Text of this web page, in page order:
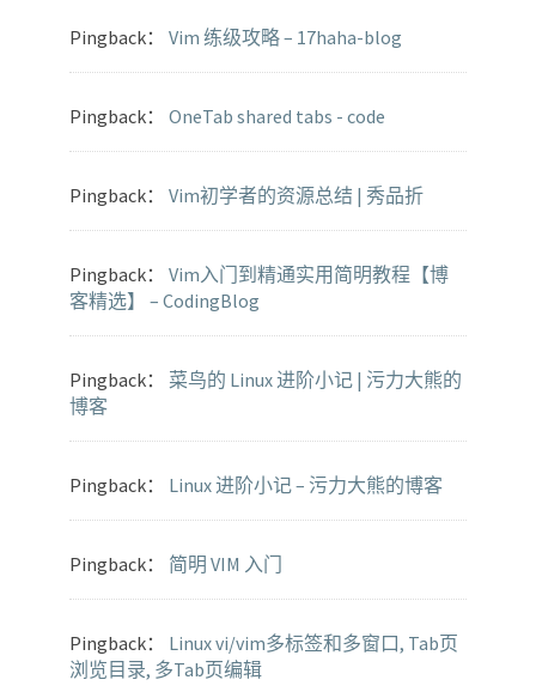
Pingback： Vim 练级攻略 – 17haha-blog
Pingback： OneTab shared tabs - code
Pingback： Vim初学者的资源总结 | 秀品折
Pingback： Vim入门到精通实用简明教程【博
客精选】 – CodingBlog
Pingback： 菜鸟的 Linux 进阶小记 | 污力大熊的
博客
Pingback： Linux 进阶小记 – 污力大熊的博客
Pingback： 简明 VIM 入门
Pingback： Linux vi/vim多标签和多窗口, Tab页
浏览目录, 多Tab页编辑